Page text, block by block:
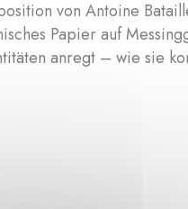
von Antoine
Papier auf
anregt – wie sie